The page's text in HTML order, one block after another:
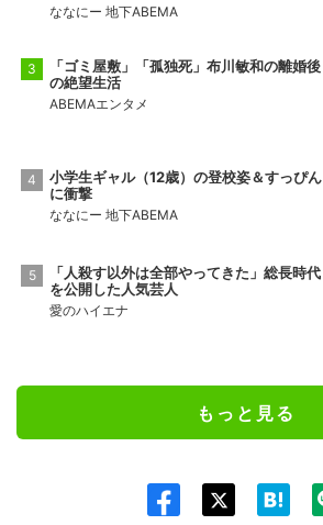
ななにー 地下ABEMA
「ゴミ屋敷」「孤独死」布川敏和の離婚後
の絶望生活
ABEMAエンタメ
小学生ギャル（12歳）の登校姿＆すっぴん
に衝撃
ななにー 地下ABEMA
「人殺す以外は全部やってきた」総長時代
を公開した人気芸人
愛のハイエナ
もっと見る